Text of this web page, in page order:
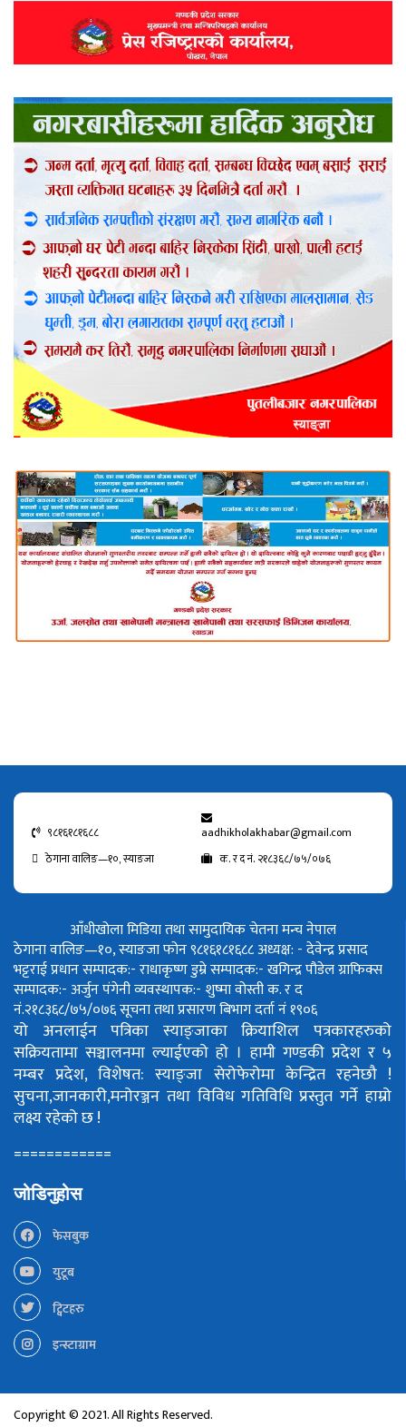
९८१६१८१६८८
aadhikholakhabar@gmail.com
ठेगाना वालिङ—१०, स्याङजा
क. र द नं. २१८३६८/७५/०७६
आँधीखोला मिडिया तथा सामुदायिक चेतना मन्च नेपाल
ठेगाना वालिङ—१०, स्याङजा फोन ९८१६१८१६८८अध्यक्ष: - देवेन्द्र प्रसाद
भट्टराईप्रधान सम्पादक:- राधाकृष्ण डुम्रेसम्पादक:- खगिन्द्र पौडेलग्राफिक्स
सम्पादक:- अर्जुन पंगेनीव्यवस्थापक:- शुष्मा वोस्तीक. र द
नं.२१८३६८/७५/०७६सूचना तथा प्रसारण बिभाग दर्ता नं १९०६
यो अनलाईन पत्रिका स्याङ्जाका क्रियाशिल पत्रकारहरुको
सक्रियतामा सञ्चालनमा ल्याईएको हो । हामी गण्डकी प्रदेश र ५
नम्बर प्रदेश, विशेषत: स्याङ्जा सेरोफेरोमा केन्द्रित रहनेछौ !
सुचना,जानकारी,मनोरञ्जन तथा विविध गतिविधि प्रस्तुत गर्ने हाम्रो
लक्ष्य रहेको छ !
============
जोडिनुहोस
फेसबुक
युटूब
ट्विटहरु
इन्स्टाग्राम
Copyright © 2021. All Rights Reserved.